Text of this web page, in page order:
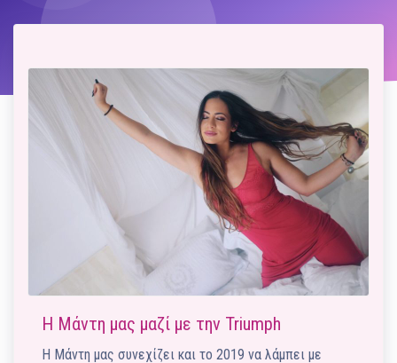
Η Μάντη μας μαζί με την Triumph
Η Μάντη μας συνεχίζει και το 2019 να λάμπει με